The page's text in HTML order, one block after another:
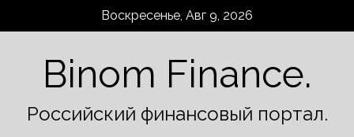
Воскресенье, Авг 9, 2026
Binom Finance.
Российский финансовый портал.